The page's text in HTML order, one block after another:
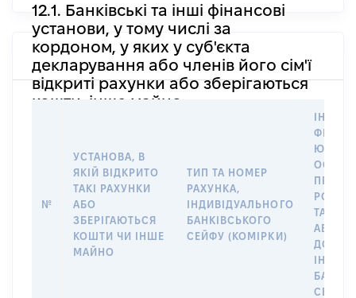
12.1. Банківські та інші фінансові
установи, у тому числі за
кордоном, у яких у суб'єкта
декларування або членів його сім'ї
відкриті рахунки або зберігаються
кошти, інше майно
№
УСТАНОВА, В
ЯКІЙ ВІДКРИТО
ТАКІ РАХУНКИ
АБО
ЗБЕРІГАЮТЬСЯ
КОШТИ ЧИ ІНШЕ
МАЙНО
ТИП ТА НОМЕР
РАХУНКА,
ІНДИВІДУАЛЬНОГО
БАНКІВСЬКОГО
СЕЙФУ (КОМІРКИ)
ПРАВО
ТАКИМ
АБО
ДО
СЕЙФУ